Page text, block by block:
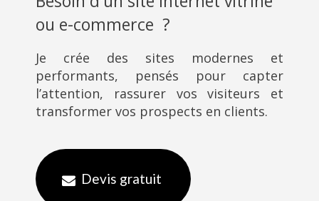
ou e-commerce ?
Je crée des sites modernes et
performants, pensés pour capter
l’attention, rassurer vos visiteurs et
transformer vos prospects en clients.
Devis gratuit